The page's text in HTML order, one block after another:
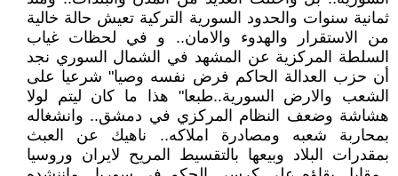
ثمانية سنوات والحدود السورية التركية تعيش حالة خالية
من الاستقرار والهدوء والامان.. و في لحظات غياب
السلطة المركزية عن المشهد في الشمال السوري نجد
أن حزب العدالة الحاكم فرض نفسه وصيا" شرعيا على
الشعب والارض السورية..طبعا" هذا ما كان ليتم لولا
هشاشة وضعف النظام المركزي في دمشق.. وانشغاله
بمحاربة شعبه ومصادرة املاكه.. ناهيك عن العبث
بمقدرات البلاد وبيعها بالتقسيط المريح لايران وروسيا